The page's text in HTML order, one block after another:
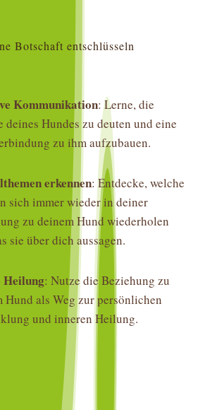
Botschaft entschlüsseln
Kommunikation: Lerne, die
deines Hundes zu deuten und eine
zu ihm aufzubauen.
erkennen: Entdecke, welche
sich immer wieder in deiner
zu deinem Hund wiederholen
sie über dich aussagen.
: Nutze die Beziehung zu
Hund als Weg zur persönlichen
und inneren Heilung.